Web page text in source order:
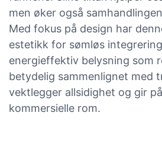
men øker også
Med fokus på design har
estetikk for sømløs
energieffektiv belysning som
betydelig sammenlignet med
vektlegger allsidighet og gir
kommersielle rom.